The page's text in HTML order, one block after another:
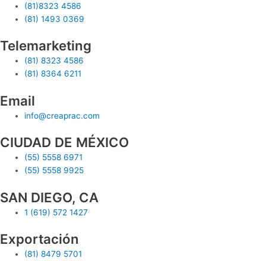
(81)8323 4586
(81) 1493 0369
Telemarketing
(81) 8323 4586
(81) 8364 6211
Email
info@creaprac.com
CIUDAD DE MÉXICO
(55) 5558 6971
(55) 5558 9925
SAN DIEGO, CA
1 (619) 572 1427
Exportación
(81) 8479 5701